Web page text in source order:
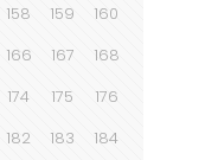
158 159
160
166 167
168
174 175
176
182 183
184